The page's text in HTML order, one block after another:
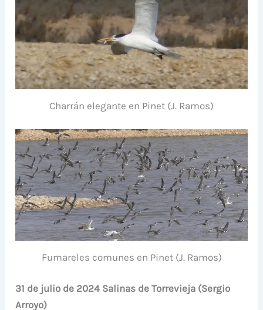
Charrán elegante en Pinet (J. Ramos)
Fumareles comunes en Pinet (J. Ramos)
31 de julio de 2024 Salinas de Torrevieja (Sergio
Arroyo)